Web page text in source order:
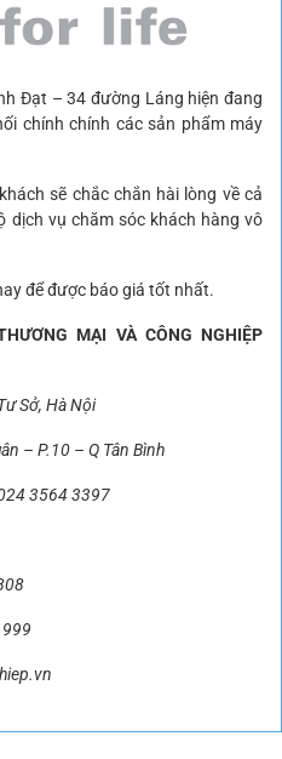
Đạt – 34 đường Láng hiện đang
chính chính các sản phẩm máy
sẽ chắc chắn hài lòng về cả
dịch vụ chăm sóc khách hàng vô
để được báo giá tốt nhất.
MẠI VÀ CÔNG NGHIỆP
Sở, Hà Nội
– P.10 – Q Tân Bình
3564 3397